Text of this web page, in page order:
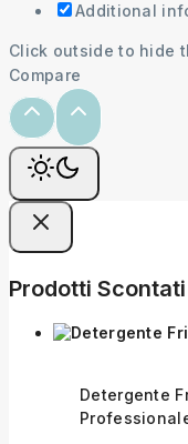
Additional
Click outside to hide
Compare
Prodotti Scontati
Detergente